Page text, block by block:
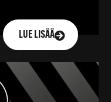
LUE LISÄÄ